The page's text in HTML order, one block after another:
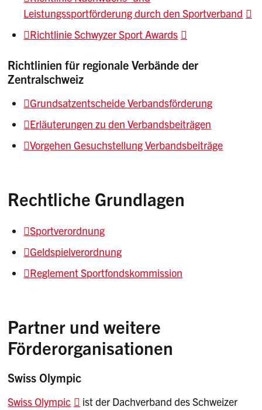
Leistungssportförderung durch den Sportverband
Richtlinie Schwyzer Sport Awards
Richtlinien für regionale Verbände der
Zentralschweiz
Grundsatzentscheide Verbandsförderung
Erläuterungen zu den Verbandsbeiträgen
Vorgehen Gesuchstellung Verbandsbeiträge
Rechtliche Grundlagen
Sportverordnung
Geldspielverordnung
Reglement Sportfondskommission
Partner und weitere
Förderorganisationen
Swiss Olympic
Swiss Olympic
ist der Dachverband des Schweizer